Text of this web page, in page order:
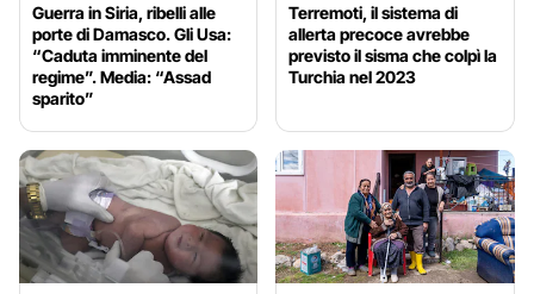
Guerra in Siria, ribelli alle
porte di Damasco. Gli Usa:
“Caduta imminente del
regime”. Media: “Assad
sparito”
Terremoti, il sistema di
allerta precoce avrebbe
previsto il sisma che colpì la
Turchia nel 2023